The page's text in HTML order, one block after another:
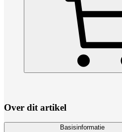
Over dit artikel
Basisinformatie